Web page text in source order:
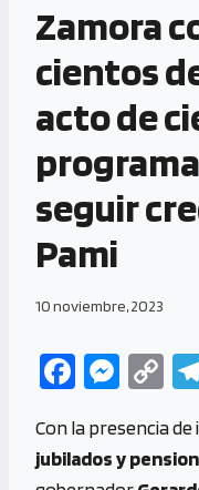
Zamora
cientos
acto de
seguir
Pami
10 noviembre, 2023
Fa
b
o
M
se
n
C
py
Li
Con la presencia
jubilados y